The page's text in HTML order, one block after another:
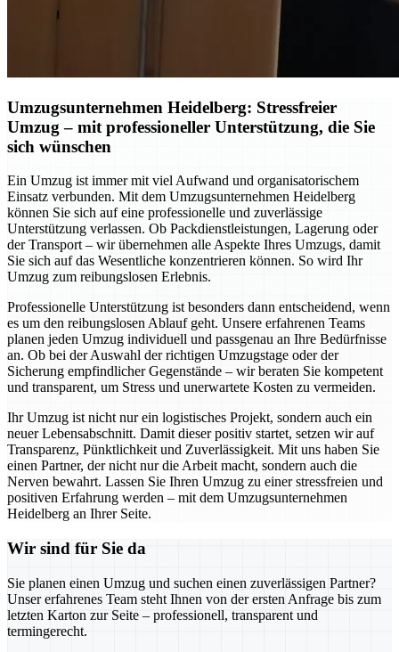
Umzugsunternehmen Heidelberg: Stressfreier
Umzug – mit professioneller Unterstützung, die Sie
sich wünschen
Ein Umzug ist immer mit viel Aufwand und organisatorischem
Einsatz verbunden. Mit dem Umzugsunternehmen Heidelberg
können Sie sich auf eine professionelle und zuverlässige
Unterstützung verlassen. Ob Packdienstleistungen, Lagerung oder
der Transport – wir übernehmen alle Aspekte Ihres Umzugs, damit
Sie sich auf das Wesentliche konzentrieren können. So wird Ihr
Umzug zum reibungslosen Erlebnis.
Professionelle Unterstützung ist besonders dann entscheidend, wenn
es um den reibungslosen Ablauf geht. Unsere erfahrenen Teams
planen jeden Umzug individuell und passgenau an Ihre Bedürfnisse
an. Ob bei der Auswahl der richtigen Umzugstage oder der
Sicherung empfindlicher Gegenstände – wir beraten Sie kompetent
und transparent, um Stress und unerwartete Kosten zu vermeiden.
Ihr Umzug ist nicht nur ein logistisches Projekt, sondern auch ein
neuer Lebensabschnitt. Damit dieser positiv startet, setzen wir auf
Transparenz, Pünktlichkeit und Zuverlässigkeit. Mit uns haben Sie
einen Partner, der nicht nur die Arbeit macht, sondern auch die
Nerven bewahrt. Lassen Sie Ihren Umzug zu einer stressfreien und
positiven Erfahrung werden – mit dem Umzugsunternehmen
Heidelberg an Ihrer Seite.
Wir sind für Sie da
Sie planen einen Umzug und suchen einen zuverlässigen Partner?
Unser erfahrenes Team steht Ihnen von der ersten Anfrage bis zum
letzten Karton zur Seite – professionell, transparent und
termingerecht.